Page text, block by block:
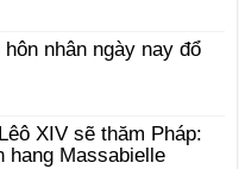
nhân ngày nay đổ
XIV sẽ thăm Pháp:
hang Massabielle